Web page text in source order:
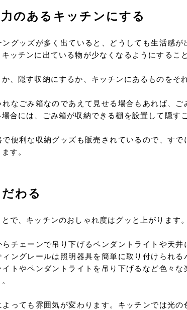
のあるキッチンにする
ングッズが多く出ていると、どうしても生活感
ッチンに出ている物が少なくなるようにするこ
、隠す収納にするか、キッチンにあるものをそ
れなごみ箱なのであえて見せる場合もあれば、
合には、ごみ箱が収納できる棚を設置して隠す
便利な収納グッズも販売されているので、す
す。
わる
で、キッチンのおしゃれ度はグッと上がります。
らチェーンで吊り下げるペンダントライトや天
ィングレールは照明器具を簡単に取り付けられ
イトやペンダントライトを吊り下げるなど色々
よっても雰囲気が変わります。キッチンでは光